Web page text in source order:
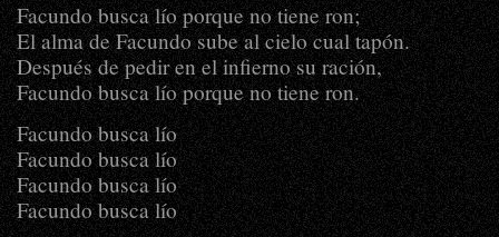
Facundo busca lío porque no tiene ron;
El alma de Facundo sube al cielo cual tapón.
Después de pedir en el infierno su ración,
Facundo busca lío porque no tiene ron.
Facundo busca lío
Facundo busca lío
Facundo busca lío
Facundo busca lío